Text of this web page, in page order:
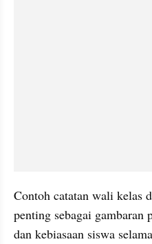
Contoh catatan wali kelas
penting sebagai gambaran